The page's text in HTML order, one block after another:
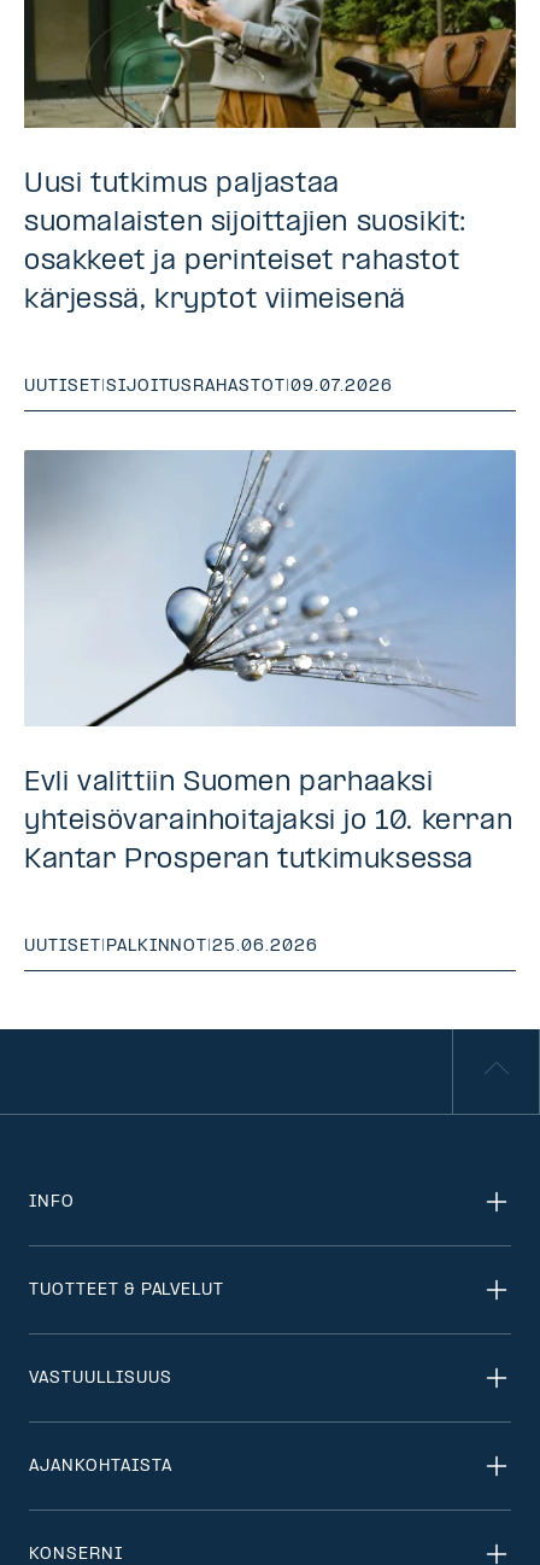
Uusi tutkimus paljastaa
suomalaisten sijoittajien suosikit:
osakkeet ja perinteiset rahastot
kärjessä, kryptot viimeisenä
UUTISET SIJOITUSRAHASTOT |09.07.2026
Evli valittiin Suomen parhaaksi
yhteisövarainhoitajaksi jo 10. kerran
Kantar Prosperan tutkimuksessa
UUTISET | PALKINNOT |25.06.2026
INFO
TUOTTEET & PALVELUT
VASTUULLISUUS
AJANKOHTAISTA
KONSERNI